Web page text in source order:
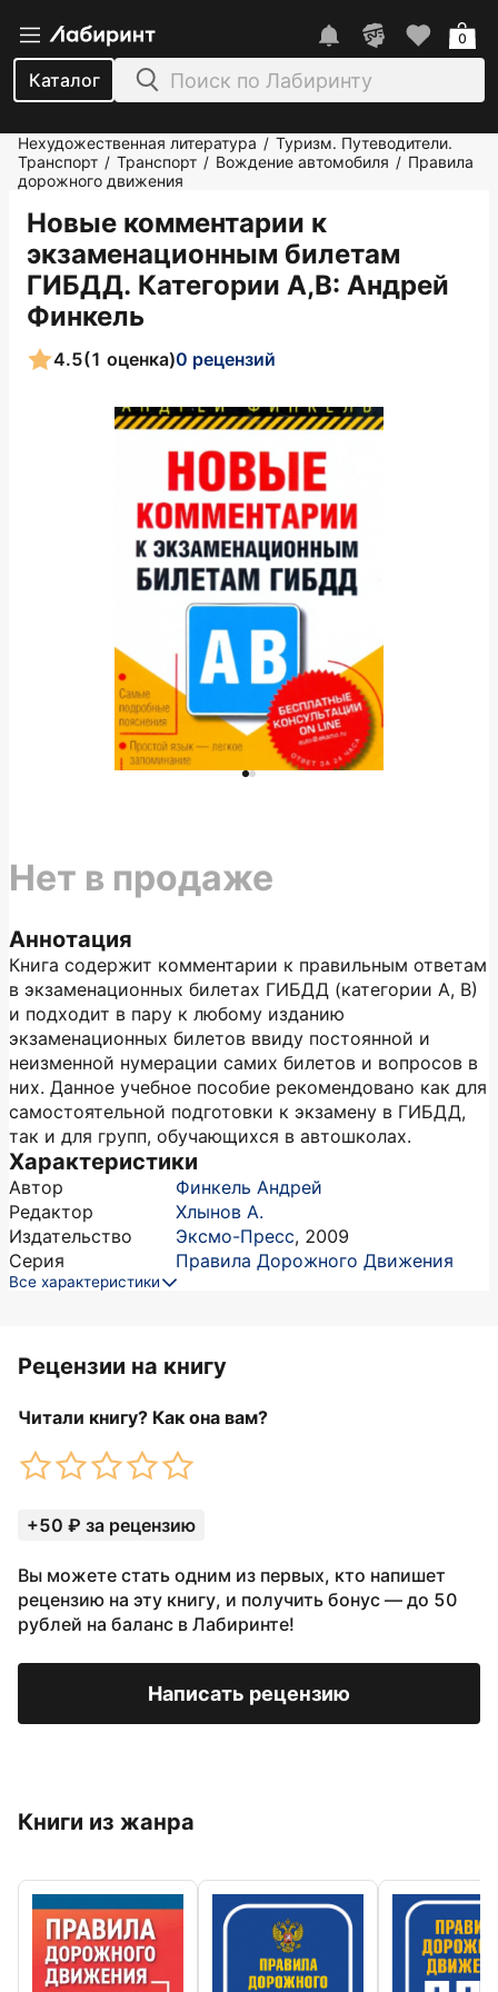
Каталог
0
Нехудожественная литература / Туризм. Путеводители.
Транспорт / Транспорт / Вождение автомобиля / Правила
дорожного движения
Новые комментарии к
экзаменационным билетам
ГИБДД. Категории А,В: Андрей
Финкель
4.5(1 оценка)0 рецензий
Аннотация
Книга содержит комментарии к правильным ответам
в экзаменационных билетах ГИБДД (категории А, В)
и подходит в пару к любому изданию
экзаменационных билетов ввиду постоянной и
неизменной нумерации самих билетов и вопросов в
них. Данное учебное пособие рекомендовано как для
самостоятельной подготовки к экзамену в ГИБДД,
так и для групп, обучающихся в автошколах.
Характеристики
Автор
Финкель Андрей
Редактор
Хлынов А.
Издательство
Эксмо-Пресс, 2009
Серия
Правила Дорожного Движения
Все характеристики
Нет в продаже
Рецензии на книгу
Читали книгу? Как она вам?
+50 ₽ за рецензию
Вы можете стать одним из первых, кто напишет
рецензию на эту книгу, и получить бонус — до 50
рублей на баланс в Лабиринте!
Написать рецензию
Книги из жанра